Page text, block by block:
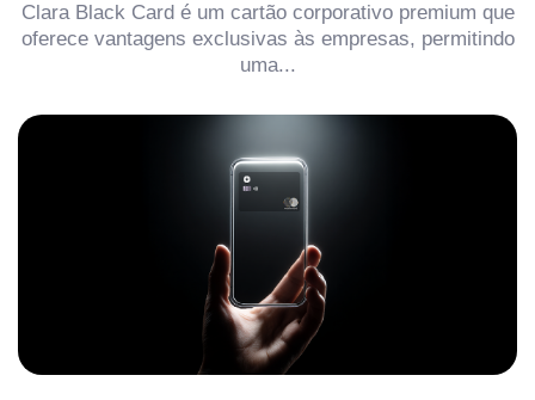
Clara Black Card é um cartão corporativo premium que
oferece vantagens exclusivas às empresas, permitindo
uma...